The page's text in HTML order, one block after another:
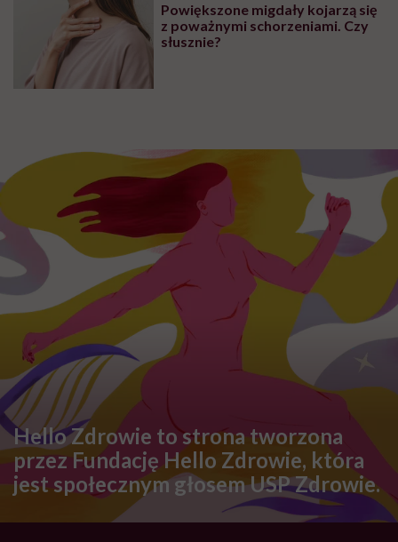
Powiększone migdały kojarzą się
z poważnymi schorzeniami. Czy
słusznie?
Hello Zdrowie to strona tworzona
przez Fundację Hello Zdrowie, która
jest społecznym głosem USP Zdrowie.